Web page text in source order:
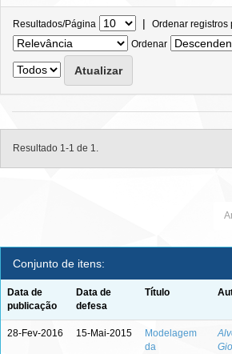
Resultados/Página | Ordenar registros
Ordenar
Resultado 1-1 de 1.
Conjunto de itens:
Data de
publicação
Data de
defesa
Título
28-Fev-2016 15-Mai-2015
Modelagem
da